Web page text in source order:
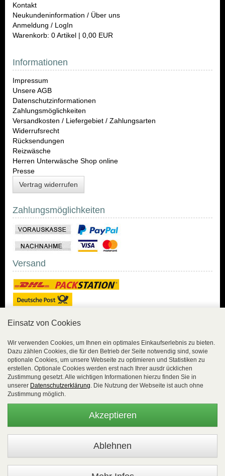
Kontakt
Neukundeninformation / Über uns
Anmeldung / LogIn
Warenkorb: 0 Artikel | 0,00 EUR
Informationen
Impressum
Unsere AGB
Datenschutzinformationen
Zahlungsmöglichkeiten
Versandkosten / Liefergebiet / Zahlungsarten
Widerrufsrecht
Rücksendungen
Reizwäsche
Herren Unterwäsche Shop online
Presse
Vertrag widerrufen
Zahlungsmöglichkeiten
Versand
Sicher Einkaufen mit
Trusted Shops und
Geld-zurück-Garantie.
übertragen.
Die Shop-Server sind PCI-zertifiziert.
+49 (0)2654 8839818 - Fax: 02654 883 9820 -
Einsatz von Cookies
Wir verwenden Cookies, um Ihnen ein optimales Einkaufserlebnis zu bieten.
Dazu zählen Cookies, die für den Betrieb der Seite notwendig sind, sowie
optionale Cookies, um unsere Webseite zu optimieren und Statistiken zu
erstellen. Optionale Cookies werden erst nach Ihrer ausdr ücklichen
Zustimmung gesetzt. Alle wichtigen Informationen hierzu finden Sie in
unserer Datenschutzerklärung. Die Nutzung der Webseite ist auch ohne
Zustimmung möglich.
Akzeptieren